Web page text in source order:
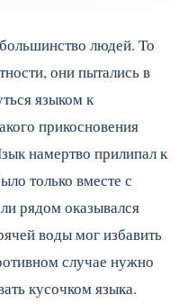
людей. То
они пытались в
языком к
прикосновения
намертво прилипал к
только вместе с
рядом оказывался
воды мог избавить
случае нужно
кусочком языка.